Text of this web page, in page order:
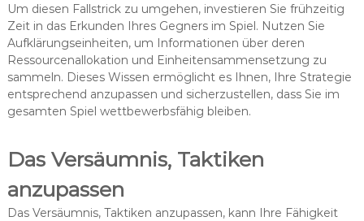
Um diesen Fallstrick zu umgehen, investieren Sie frühzeitig
Zeit in das Erkunden Ihres Gegners im Spiel. Nutzen Sie
Aufklärungseinheiten, um Informationen über deren
Ressourcenallokation und Einheitensammensetzung zu
sammeln. Dieses Wissen ermöglicht es Ihnen, Ihre Strategie
entsprechend anzupassen und sicherzustellen, dass Sie im
gesamten Spiel wettbewerbsfähig bleiben.
Das Versäumnis, Taktiken
anzupassen
Das Versäumnis, Taktiken anzupassen, kann Ihre Fähigkeit